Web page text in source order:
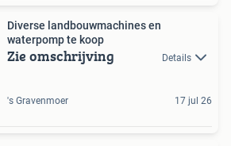
Diverse landbouwmachines en
waterpomp te koop
Zie omschrijving Details
's Gravenmoer 17 jul 26